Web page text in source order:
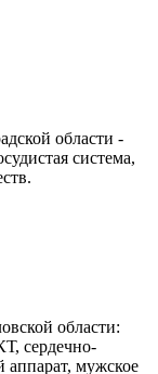
области -
система,
области:
сердечно-
аппарат, мужское